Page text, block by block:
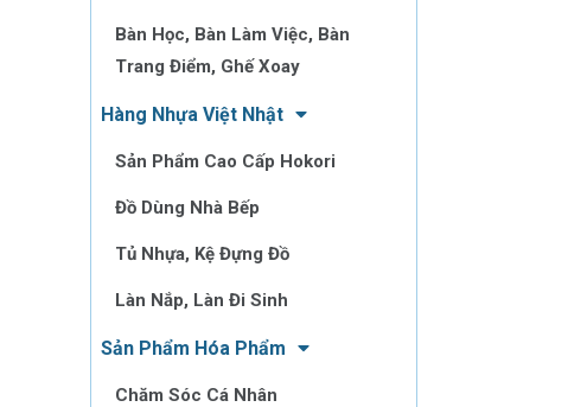
Bàn Học, Bàn Làm Việc, Bàn
Trang Điểm, Ghế Xoay
Hàng Nhựa Việt Nhật
Sản Phẩm Cao Cấp Hokori
Đồ Dùng Nhà Bếp
Tủ Nhựa, Kệ Đựng Đồ
Làn Nắp, Làn Đi Sinh
Sản Phẩm Hóa Phẩm
Chăm Sóc Cá Nhân